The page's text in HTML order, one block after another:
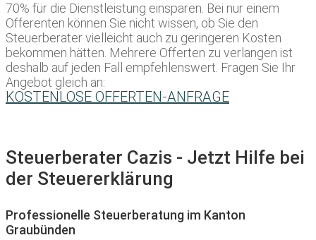
70% für die Dienstleistung einsparen. Bei nur einem
Offerenten können Sie nicht wissen, ob Sie den
Steuerberater vielleicht auch zu geringeren Kosten
bekommen hätten. Mehrere Offerten zu verlangen ist
deshalb auf jeden Fall empfehlenswert. Fragen Sie Ihr
Angebot gleich an:
KOSTENLOSE OFFERTEN-ANFRAGE
Steuerberater Cazis - Jetzt Hilfe bei
der Steuererklärung
Professionelle Steuerberatung im Kanton
Graubünden